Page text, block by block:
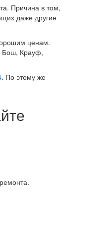
Причина в том,
даже другие
ценам.
Бош, Крауф,
. По этому же